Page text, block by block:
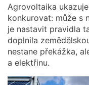
Agrovoltaika
konkurovat: může s
je nastavit pravidla
doplnila
nestane překážka,
a elektřinu.